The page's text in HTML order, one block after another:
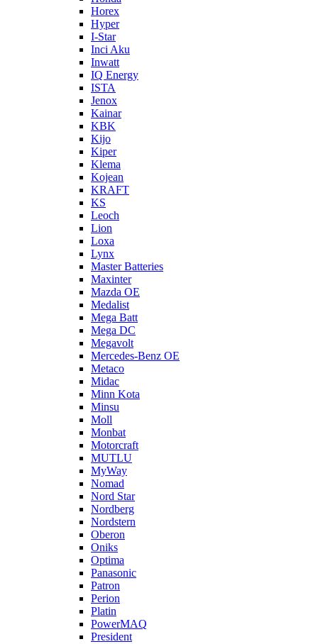
Horex
Hyper
I-Star
Inci Aku
Inwatt
IQ Energy
ISTA
Jenox
Kainar
KBK
Kijo
Kiper
Klema
Kojean
KRAFT
KS
Leoch
Lion
Loxa
Lynx
Master Batteries
Maxinter
Mazda OE
Medalist
Mega Batt
Mega DC
Megavolt
Mercedes-Benz OE
Metaco
Midac
Minn Kota
Minsu
Moll
Monbat
Motorcraft
MUTLU
MyWay
Nomad
Nord Star
Nordberg
Nordstern
Oberon
Oniks
Optima
Panasonic
Patron
Perion
Platin
PowerMAQ
President